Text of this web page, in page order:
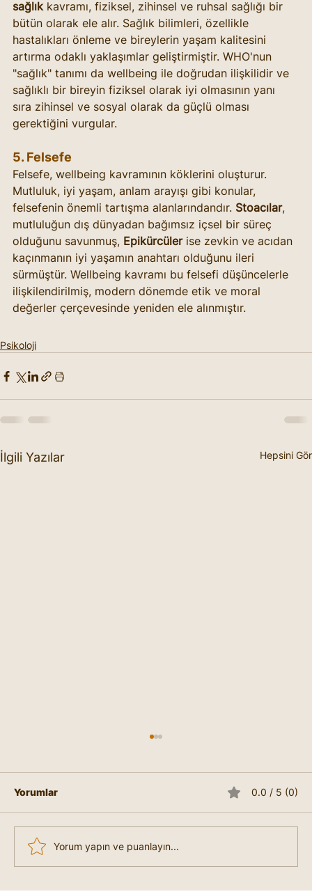
sağlık kavramı, fiziksel, zihinsel ve ruhsal sağlığı bir
bütün olarak ele alır. Sağlık bilimleri, özellikle
hastalıkları önleme ve bireylerin yaşam kalitesini
artırma odaklı yaklaşımlar geliştirmiştir. WHO'nun
"sağlık" tanımı da wellbeing ile doğrudan ilişkilidir ve
sağlıklı bir bireyin fiziksel olarak iyi olmasının yanı
sıra zihinsel ve sosyal olarak da güçlü olması
gerektiğini vurgular.
5. Felsefe
Felsefe, wellbeing kavramının köklerini oluşturur.
Mutluluk, iyi yaşam, anlam arayışı gibi konular,
felsefenin önemli tartışma alanlarındandır. Stoacılar,
mutluluğun dış dünyadan bağımsız içsel bir süreç
olduğunu savunmuş, Epikürcüler ise zevkin ve acıdan
kaçınmanın iyi yaşamın anahtarı olduğunu ileri
sürmüştür. Wellbeing kavramı bu felsefi düşüncelerle
ilişkilendirilmiş, modern dönemde etik ve moral
değerler çerçevesinde yeniden ele alınmıştır.
Psikoloji
İlgili Yazılar Hepsini Gör
Yorumlar 0.0 / 5 (0)
Yorum yapın ve puanlayın...